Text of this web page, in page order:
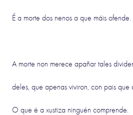
É a morte dos nenos a que máis ofende.
A morte non merece apañar tales
deles, que apenas viviron, con pais que
O que é a xustiza ninguén comprende.